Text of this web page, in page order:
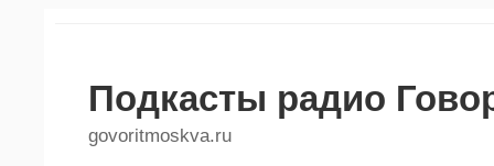
Подкасты радио
govoritmoskva.ru